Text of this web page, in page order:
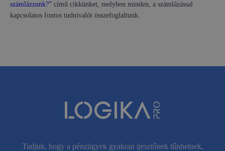
számlázzunk?” című cikkünket, melyben minden, a számlázással
kapcsolatos fontos tudnivalót összefoglaltunk.
Tudjuk, hogy a pénzügyek gyakran ijesztőnek tűnhetnek,